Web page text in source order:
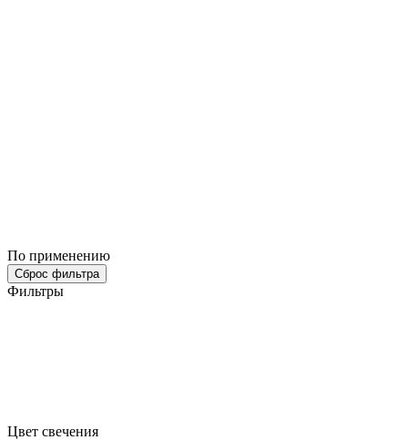
По применению
Сброс фильтра
Фильтры
Цвет свечения